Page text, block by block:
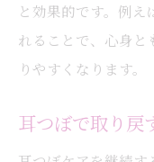
と効果的です。例
れることで、心身と
りやすくなります。
耳つぼで取り戻